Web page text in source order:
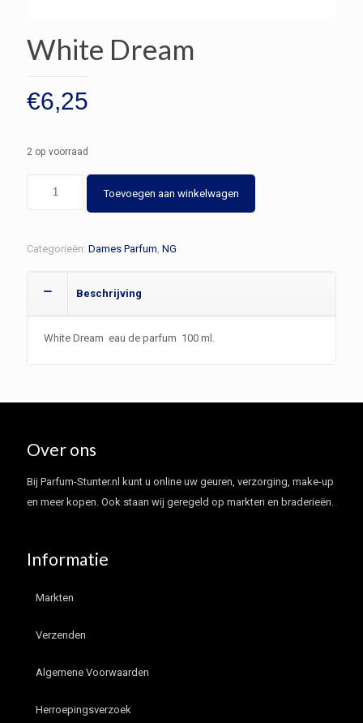
White Dream
€6,25
2 op voorraad
Toevoegen aan winkelwagen
Categorieën: Dames Parfum NG
Beschrijving
White Dream eau de parfum 100 ml.
Over ons
Bij Parfum-Stunter.nl kunt u online uw geuren, verzorging, make-up
en meer kopen. Ook staan wij geregeld op markten en braderieën.
Informatie
Markten
Verzenden
Algemene Voorwaarden
Herroepingsverzoek